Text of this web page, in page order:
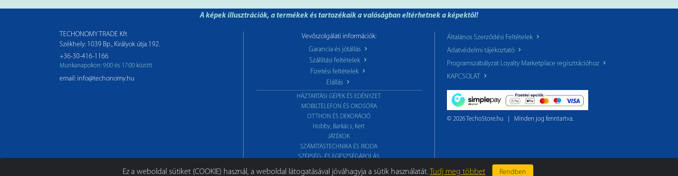
A képek illusztrációk, a termékek és tartozékaik a valóságban eltérhetnek a képektől!
TECHONOMY TRADE Kft
Székhely: 1039 Bp., Királyok útja 192.
+36-30-416-1166
Munkanapokon: 9:00 és 17:00 között
email: info@techonomy.hu
Vevőszolgálati információk:
Garancia és jótállás
Szállítási feltételek
Fizetési feltételek
Elállás
HÁZTARTÁSI GÉPEK ÉS EDÉNYZET
MOBILTELEFON ÉS OKOSÓRA
OTTHON ÉS DEKORÁCIÓ
Hobby, Barkács, Kert
JÁTÉKOK
SZÁMÍTÁSTECHNIKA ÉS IRODA
SZÉPSÉG- ÉS EGÉSZSÉGÁPOLÁS
Általános Szerződési Feltételek
Adatvédelmi tájékoztató
Programszabályzat Loyalty Marketplace regisztrációhoz
KAPCSOLAT
© 2026 TechoStore.hu Minden jog fenntartva.
Ez a weboldal sütiket (COOKIE) használ, a weboldal látogatásával jóváhagyja a sütik használatát. Tudj meg többet Rendben